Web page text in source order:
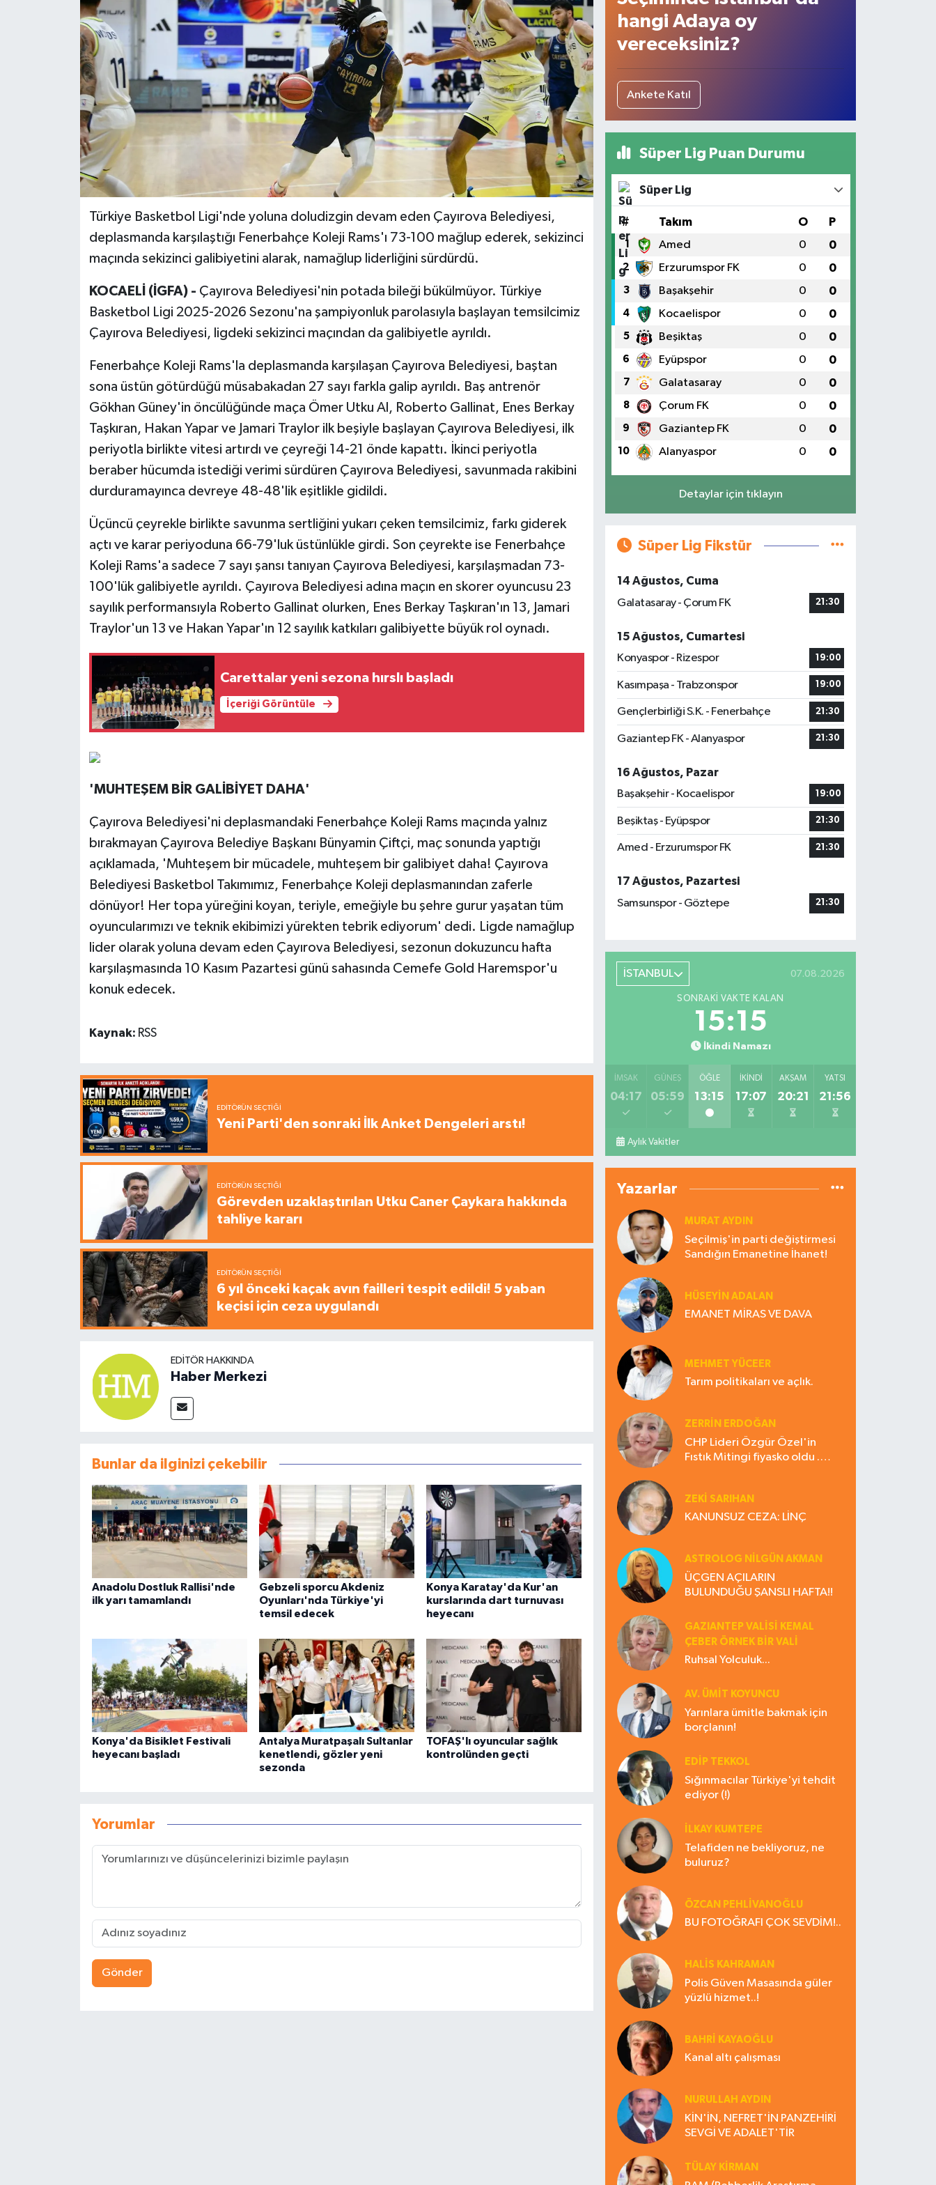
Türkiye Basketbol Ligi'nde yoluna doludizgin devam eden Çayırova Belediyesi,
deplasmanda karşılaştığı Fenerbahçe Koleji Rams'ı 73-100 mağlup ederek, sekizinci
maçında sekizinci galibiyetini alarak, namağlup liderliğini sürdürdü.
KOCAELİ (İGFA) - Çayırova Belediyesi'nin potada bileği bükülmüyor. Türkiye
Basketbol Ligi 2025-2026 Sezonu'na şampiyonluk parolasıyla başlayan temsilcimiz
Çayırova Belediyesi, ligdeki sekizinci maçından da galibiyetle ayrıldı.
Fenerbahçe Koleji Rams'la deplasmanda karşılaşan Çayırova Belediyesi, baştan
sona üstün götürdüğü müsabakadan 27 sayı farkla galip ayrıldı. Baş antrenör
Gökhan Güney'in öncülüğünde maça Ömer Utku Al, Roberto Gallinat, Enes Berkay
Taşkıran, Hakan Yapar ve Jamari Traylor ilk beşiyle başlayan Çayırova Belediyesi, ilk
periyotla birlikte vitesi artırdı ve çeyreği 14-21 önde kapattı. İkinci periyotla
beraber hücumda istediği verimi sürdüren Çayırova Belediyesi, savunmada rakibini
durduramayınca devreye 48-48'lik eşitlikle gidildi.
Üçüncü çeyrekle birlikte savunma sertliğini yukarı çeken temsilcimiz, farkı giderek
açtı ve karar periyoduna 66-79'luk üstünlükle girdi. Son çeyrekte ise Fenerbahçe
Koleji Rams'a sadece 7 sayı şansı tanıyan Çayırova Belediyesi, karşılaşmadan 73-
100'lük galibiyetle ayrıldı. Çayırova Belediyesi adına maçın en skorer oyuncusu 23
sayılık performansıyla Roberto Gallinat olurken, Enes Berkay Taşkıran'ın 13, Jamari
Traylor'un 13 ve Hakan Yapar'ın 12 sayılık katkıları galibiyette büyük rol oynadı.
Carettalar yeni sezona hırslı başladı
İçeriği Görüntüle
'MUHTEŞEM BİR GALİBİYET DAHA'
Çayırova Belediyesi'ni deplasmandaki Fenerbahçe Koleji Rams maçında yalnız
bırakmayan Çayırova Belediye Başkanı Bünyamin Çiftçi, maç sonunda yaptığı
açıklamada, 'Muhteşem bir mücadele, muhteşem bir galibiyet daha! Çayırova
Belediyesi Basketbol Takımımız, Fenerbahçe Koleji deplasmanından zaferle
dönüyor! Her topa yüreğini koyan, teriyle, emeğiyle bu şehre gurur yaşatan tüm
oyuncularımızı ve teknik ekibimizi yürekten tebrik ediyorum' dedi. Ligde namağlup
lider olarak yoluna devam eden Çayırova Belediyesi, sezonun dokuzuncu hafta
karşılaşmasında 10 Kasım Pazartesi günü sahasında Cemefe Gold Haremspor'u
konuk edecek.
Kaynak: RSS
EDITÖRÜN SEÇTIĞI
Yeni Parti'den sonraki İlk Anket Dengeleri arstı!
EDITÖRÜN SEÇTIĞI
Görevden uzaklaştırılan Utku Caner Çaykara hakkında
tahliye kararı
EDITÖRÜN SEÇTIĞI
6 yıl önceki kaçak avın failleri tespit edildi! 5 yaban
keçisi için ceza uygulandı
EDITÖR HAKKINDA
Haber Merkezi
Bunlar da ilginizi çekebilir
Anadolu Dostluk Rallisi'nde
ilk yarı tamamlandı
Gebzeli sporcu Akdeniz
Oyunları'nda Türkiye'yi
temsil edecek
Konya Karatay'da Kur'an
kurslarında dart turnuvası
heyecanı
Konya'da Bisiklet Festivali
heyecanı başladı
Antalya Muratpaşalı Sultanlar
kenetlendi, gözler yeni
sezonda
TOFAŞ'lı oyuncular sağlık
kontrolünden geçti
Yorumlar
Gönder
hangi Adaya oy
vereceksiniz?
Ankete Katıl
Süper Lig Puan Durumu
Süper Lig
# Takım O P
1 Amed 0 0
2 Erzurumspor FK 0 0
3 Başakşehir 0 0
4 Kocaelispor 0 0
5 Beşiktaş 0 0
6 Eyüpspor 0 0
7 Galatasaray 0 0
8 Çorum FK 0 0
9 Gaziantep FK 0 0
10 Alanyaspor 0 0
Detaylar için tıklayın
Süper Lig Fikstür
14 Ağustos, Cuma
Galatasaray - Çorum FK
21:30
15 Ağustos, Cumartesi
Konyaspor - Rizespor
19:00
Kasımpaşa - Trabzonspor 19:00
Gençlerbirliği S.K. - Fenerbahçe 21:30
Gaziantep FK - Alanyaspor 21:30
16 Ağustos, Pazar
Başakşehir - Kocaelispor
19:00
Beşiktaş - Eyüpspor 21:30
Amed - Erzurumspor FK 21:30
17 Ağustos, Pazartesi
Samsunspor - Göztepe
21:30
İSTANBUL 07.08.2026
SONRAKI VAKTE KALAN
15:14
İkindi Namazı
İMSAK
04:17
GÜNEŞ
05:59
ÖĞLE
13:15
İKINDI
17:07
AKŞAM
20:21
YATSI
21:56
Aylık Vakitler
Yazarlar
MURAT AYDIN
Seçilmiş'in parti değiştirmesi
Sandığın Emanetine İhanet!
HÜSEYIN ADALAN
EMANET MİRAS VE DAVA
MEHMET YÜCEER
Tarım politikaları ve açlık.
ZERRIN ERDOĞAN
CHP Lideri Özgür Özel'in
Fıstık Mitingi fiyasko oldu .
ZEKI SARIHAN
KANUNSUZ CEZA: LİNÇ
ASTROLOG NILGÜN AKMAN
ÜÇGEN AÇILARIN
BULUNDUĞU ŞANSLI HAFTA!!
GAZIANTEP VALISI KEMAL
ÇEBER ÖRNEK BİR VALİ
Ruhsal Yolculuk...
AV. ÜMIT KOYUNCU
Yarınlara ümitle bakmak için
borçlanın!
EDIP TEKKOL
Sığınmacılar Türkiye'yi tehdit
ediyor (!)
İLKAY KUMTEPE
Telafiden ne bekliyoruz, ne
buluruz?
ÖZCAN PEHLİVANOĞLU
BU FOTOĞRAFI ÇOK SEVDİM!..
HALIS KAHRAMAN
Polis Güven Masasında güler
yüzlü hizmet..!
BAHRI KAYAOĞLU
Kanal altı çalışması
NURULLAH AYDIN
KİN'İN, NEFRET'İN PANZEHİRİ
SEVGİ VE ADALET'TİR
TÜLAY KİRMAN